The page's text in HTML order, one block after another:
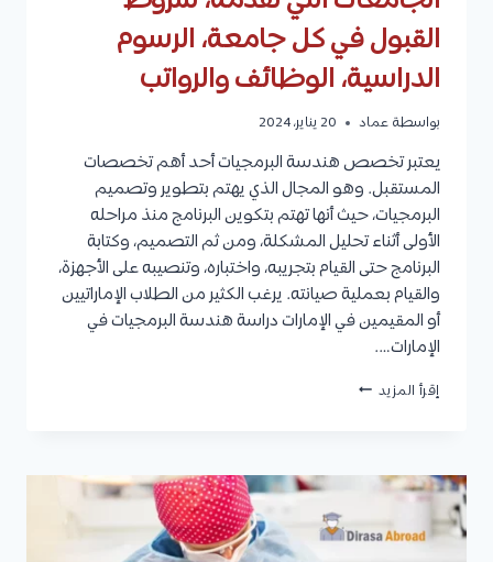
القبول في كل جامعة، الرسوم
الدراسية، الوظائف والرواتب
بواسطة عماد 20 يناير، 2024
يعتبر تخصص هندسة البرمجيات أحد أهم تخصصات
المستقبل. وهو المجال الذي يهتم بتطوير وتصميم
البرمجيات، حيث أنها تهتم بتكوين البرنامج منذ مراحله
الأولى أثناء تحليل المشكلة، ومن ثم التصميم، وكتابة
البرنامج حتى القيام بتجريبه، واختباره، وتنصيبه على الأجهزة،
والقيام بعملية صيانته. يرغب الكثير من الطلاب الإماراتيين
أو المقيمين في الإمارات دراسة هندسة البرمجيات في
الإمارات….
إقرأ المزيد هندسة
تقدمه،
شروط